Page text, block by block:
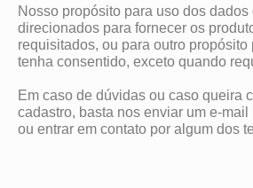
Nosso propósito para uso dos
direcionados para fornecer os
requisitados, ou para outro propósito
tenha consentido, exceto quando
Em caso de dúvidas ou caso queira
cadastro, basta nos enviar um e-mail
ou entrar em contato por algum dos